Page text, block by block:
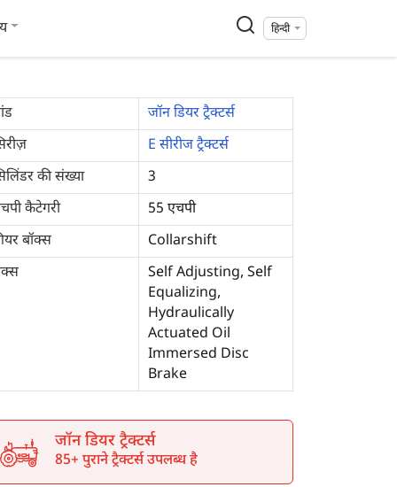
हिन्दी
जॉन डियर ट्रैक्टर्स
E सीरीज ट्रैक्टर्स
की संख्या
3
कैटेगरी
55 एचपी
बॉक्स
Collarshift
Self Adjusting, Self
Equalizing,
Hydraulically
Actuated Oil
Immersed Disc
Brake
जॉन डियर ट्रैक्टर्स
85+ पुराने ट्रैक्टर्स उपलब्ध है